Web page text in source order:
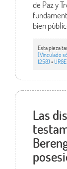
de Paz y
bien
Esta pieza
(Vinculado
1258)•
Las